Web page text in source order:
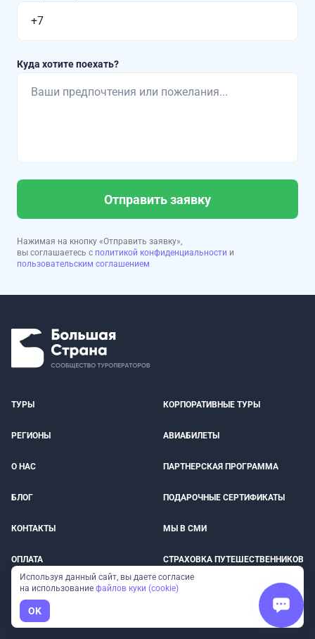
Куда хотите поехать?
Отправить заявку
Нажимая на кнопку «Отправить заявку»,
вы соглашаетесь с политикой конфиденциальности и
пользовательским соглашением
ТУРЫ КОРПОРАТИВНЫЕ ТУРЫ
РЕГИОНЫ АВИАБИЛЕТЫ
О НАС ПАРТНЕРСКАЯ ПРОГРАММА
БЛОГ ПОДАРОЧНЫЕ СЕРТИФИКАТЫ
КОНТАКТЫ МЫ В СМИ
ОПЛАТА СТРАХОВКА ПУТЕШЕСТВЕННИКОВ
ОТЗЫВЫ ДОСТОПРИМЕЧАТЕЛЬНОСТИ
ВЕБИНАРЫ
Используя данный сайт, вы даете согласие
на использование файлов куки (cookie)
OK